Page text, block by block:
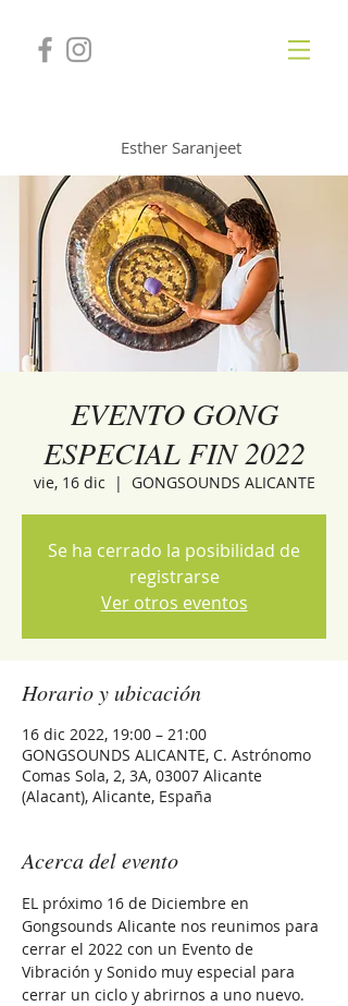
Esther Saranjeet
EVENTO GONG
ESPECIAL FIN 2022
vie, 16 dic
  |
GONGSOUNDS ALICANTE
Se ha cerrado la posibilidad de
registrarse
Ver otros eventos
Horario y ubicación
16 dic 2022, 19:00 – 21:00
GONGSOUNDS ALICANTE, C. Astrónomo
Comas Sola, 2, 3A, 03007 Alicante
(Alacant), Alicante, España
Acerca del evento
EL próximo 16 de Diciembre en
Gongsounds Alicante nos reunimos para
cerrar el 2022 con un Evento de
Vibración y Sonido muy especial para
cerrar un ciclo y abrirnos a uno nuevo.